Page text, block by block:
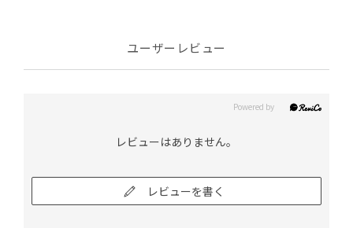
ユーザーレビュー
レビューはありません。
レビューを書く